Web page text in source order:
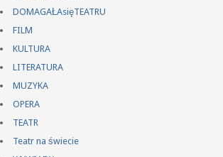
DOMAGAŁAsięTEATRU
FILM
KULTURA
LITERATURA
MUZYKA
OPERA
TEATR
Teatr na świecie